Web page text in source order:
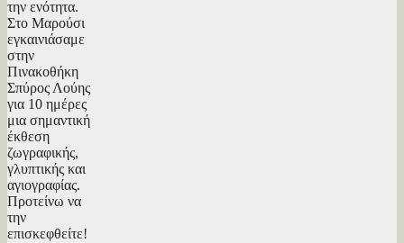
την ενότητα.
Στο Μαρούσι
εγκαινιάσαμε
στην
Πινακοθήκη
Σπύρος Λούης
για 10 ημέρες
μια σημαντική
έκθεση
ζωγραφικής,
γλυπτικής και
αγιογραφίας.
Προτείνω να
την
επισκεφθείτε!